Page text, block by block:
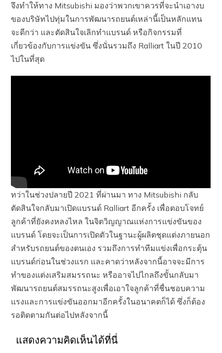
จึงทำให้ทาง Mitsubishi มองว่าพวกเขาควรที่จะนำเอางบ
ของบริษัทไปทุ่มในการพัฒนารถยนต์เหล่านี้เป็นหลักแทน
จะดีกว่า และตัดสินใจเลิกทำแบรนด์ หรือกิจกรรมที่
เกี่ยวข้องกับการแข่งขัน ซึ่งนั่นรวมถึง Ralliart ในปี 2010
ไปในที่สุด
ทว่าในช่วงปลายปี 2021 ที่ผ่านมา ทาง Mitsubishi กลับ
ตัดสินใจกลับมาเปิดแบรนด์ Ralliart อีกครั้ง เพื่อตอบโจทย์
ลูกค้าที่ยังคงหลงไหล ในจิตวิญญาณแห่งการแข่งขันของ
แบรนด์ โดยจะเป็นการเปิดตัวในฐานะผู้ผลิตชุดแต่งภายนอก
สำหรับรถยนต์ของตนเอง รวมถึงการทำทีมแข่งเพื่อกระตุ้น
แบรนด์ก่อนในช่วงแรก และคาดว่าหลังจากนี้อาจจะมีการ
ทำของแต่งเสริมสมรรถนะ หรืออาจไปไกลถึงขั้นกลับมา
พัฒนารถยนต์สมรรถนะสูงเพื่อเอาใจลูกค้าที่ชื่นชอบความ
แรงและการแข่งขันออกมาอีกครั้งในอนาคตก็ได้ ซึ่งก็ต้อง
รอติดตามกันต่อไปหลังจากนี้
แสดงความคิดเห็นได้ที่นี่